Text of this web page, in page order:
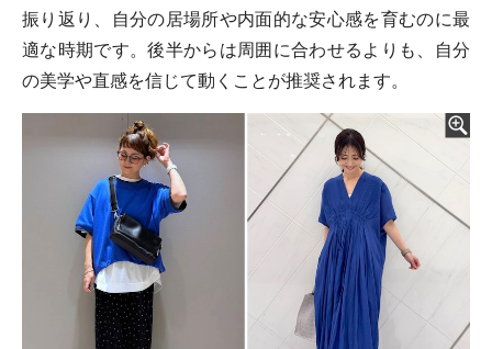
振り返り、自分の居場所や内面的な安心感を育むのに最
適な時期です。後半からは周囲に合わせるよりも、自分
の美学や直感を信じて動くことが推奨されます。